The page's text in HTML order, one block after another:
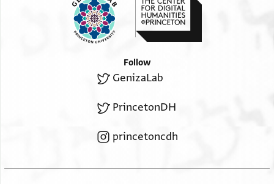
Follow
GenizaLab
PrincetonDH
princetoncdh